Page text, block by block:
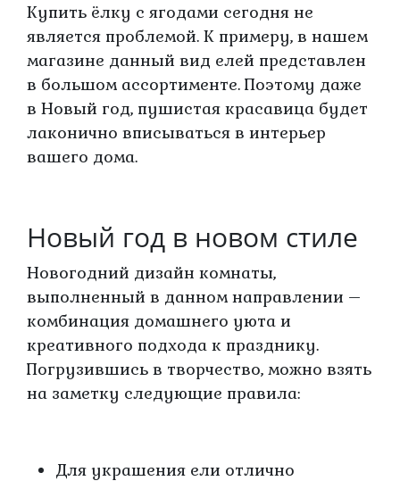
Купить ёлку с ягодами сегодня не
является проблемой. К примеру, в нашем
магазине данный вид елей представлен
в большом ассортименте. Поэтому даже
в Новый год, пушистая красавица будет
лаконично вписываться в интерьер
вашего дома.
Новый год в новом стиле
Новогодний дизайн комнаты,
выполненный в данном направлении –
комбинация домашнего уюта и
креативного подхода к празднику.
Погрузившись в творчество, можно взять
на заметку следующие правила:
Для украшения ели отлично